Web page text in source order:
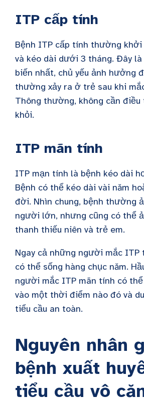
ITP cấp tính
Bệnh ITP cấp tính thường
và kéo dài dưới 3 tháng. Đây
biến nhất, chủ yếu ảnh hưởng
thường xảy ra ở trẻ sau khi
Thông thường, không cần
khỏi.
ITP mãn tính
ITP mạn tính là bệnh kéo dài
Bệnh có thể kéo dài vài năm
đời. Nhìn chung, bệnh thường
người lớn, nhưng cũng có thể
thanh thiếu niên và trẻ em.
Ngay cả những người mắc ITP
có thể sống hàng chục năm.
người mắc ITP mãn tính có
vào một thời điểm nào đó và
tiểu cầu an toàn.
Nguyên nhân
bệnh xuất
tiểu cầu vô